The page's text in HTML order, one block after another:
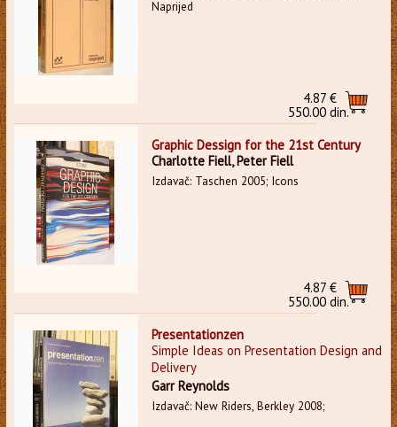
Naprijed
4.87 €
550.00 din.
Graphic Dessign for the 21st Century
Charlotte Fiell, Peter Fiell
Izdavač: Taschen 2005; Icons
4.87 €
550.00 din.
Presentationzen
Simple Ideas on Presentation Design and
Delivery
Garr Reynolds
Izdavač: New Riders, Berkley 2008;